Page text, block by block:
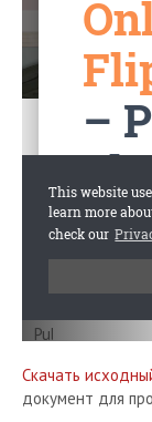
Скачать
документ для